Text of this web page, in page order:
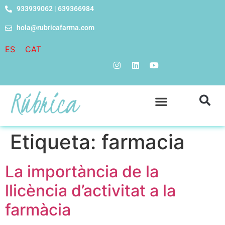
933939062 | 639366984
hola@rubricafarma.com
ES CAT
Etiqueta: farmacia
La importància de la
llicència d’activitat a la
farmàcia